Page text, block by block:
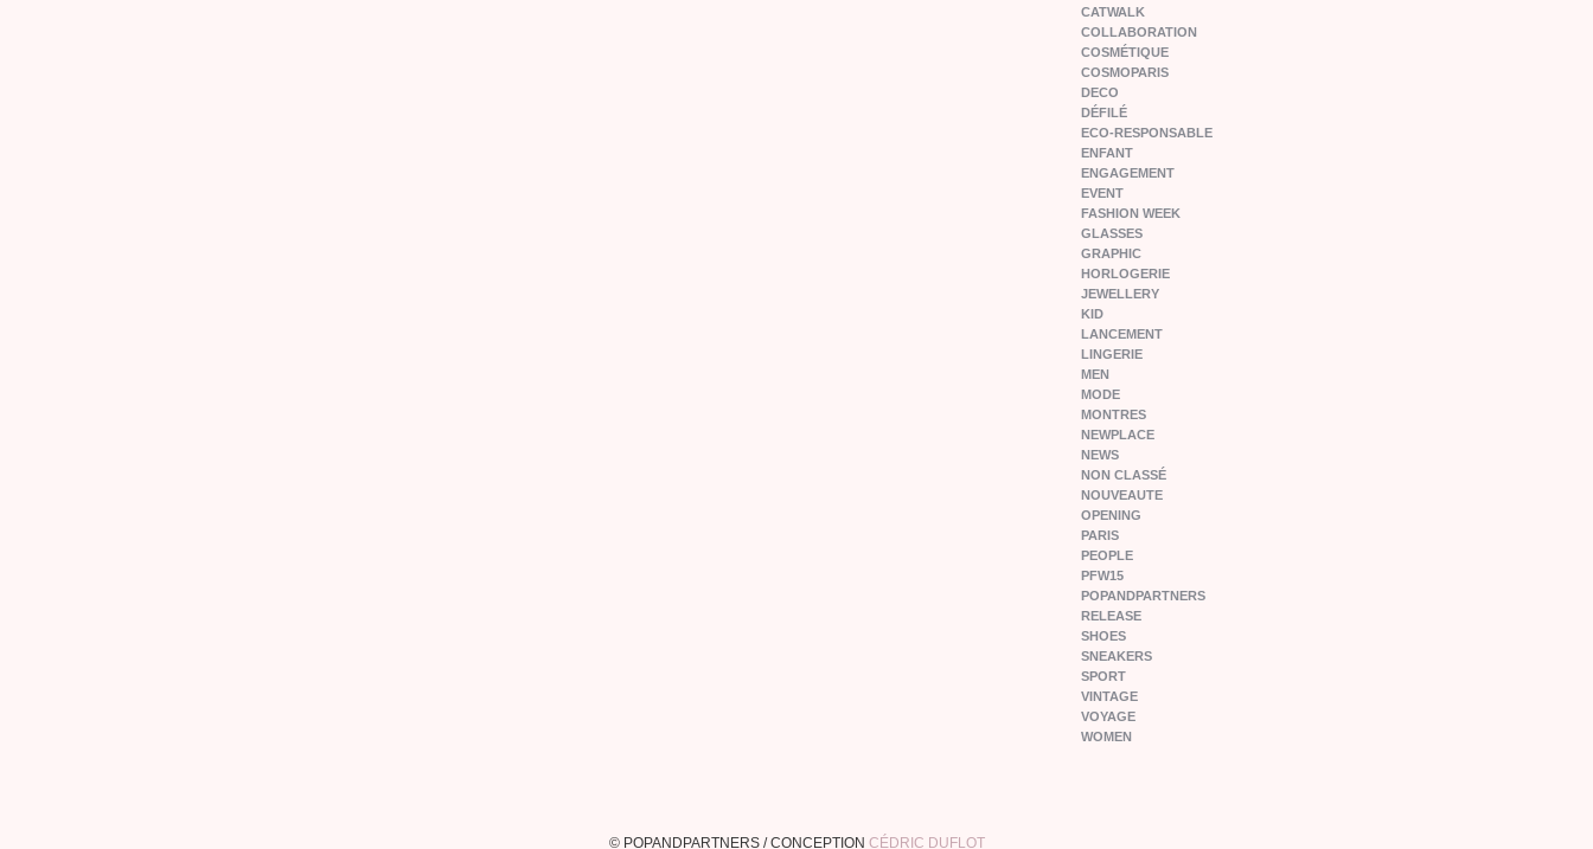
CATWALK
COLLABORATION
COSMÉTIQUE
COSMOPARIS
DECO
DÉFILÉ
ECO-RESPONSABLE
ENFANT
ENGAGEMENT
EVENT
FASHION WEEK
GLASSES
GRAPHIC
HORLOGERIE
JEWELLERY
KID
LANCEMENT
LINGERIE
MEN
MODE
MONTRES
NEWPLACE
NEWS
NON CLASSÉ
NOUVEAUTE
OPENING
PARIS
PEOPLE
PFW15
POPANDPARTNERS
RELEASE
SHOES
SNEAKERS
SPORT
VINTAGE
VOYAGE
WOMEN
© POPANDPARTNERS / CONCEPTION CÉDRIC DUFLOT